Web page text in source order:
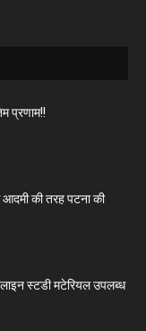
प्रणाम!!
की तरह पटना की
स्टडी मटेरियल उपलब्ध